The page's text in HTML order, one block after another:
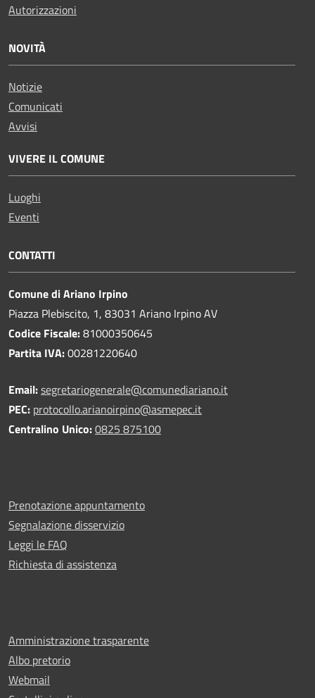
Autorizzazioni
NOVITÀ
Notizie
Comunicati
Avvisi
VIVERE IL COMUNE
Luoghi
Eventi
CONTATTI
Comune di Ariano Irpino
Piazza Plebiscito, 1, 83031 Ariano Irpino AV
Codice Fiscale:81000350645
Partita IVA:00281220640
Email:segretariogenerale@comunediariano.it
PEC: protocollo.arianoirpino@asmepec.it
Centralino Unico:0825 875100
Prenotazione appuntamento
Segnalazione disservizio
Leggi le FAQ
Richiesta di assistenza
Amministrazione trasparente
Albo pretorio
Webmail